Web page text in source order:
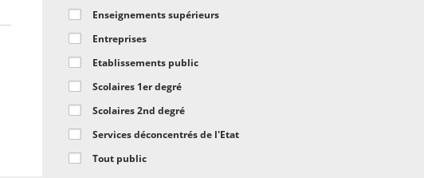
Enseignements supérieurs
Entreprises
Etablissements public
Scolaires 1er degré
Scolaires 2nd degré
Services déconcentrés de l'Etat
Tout public